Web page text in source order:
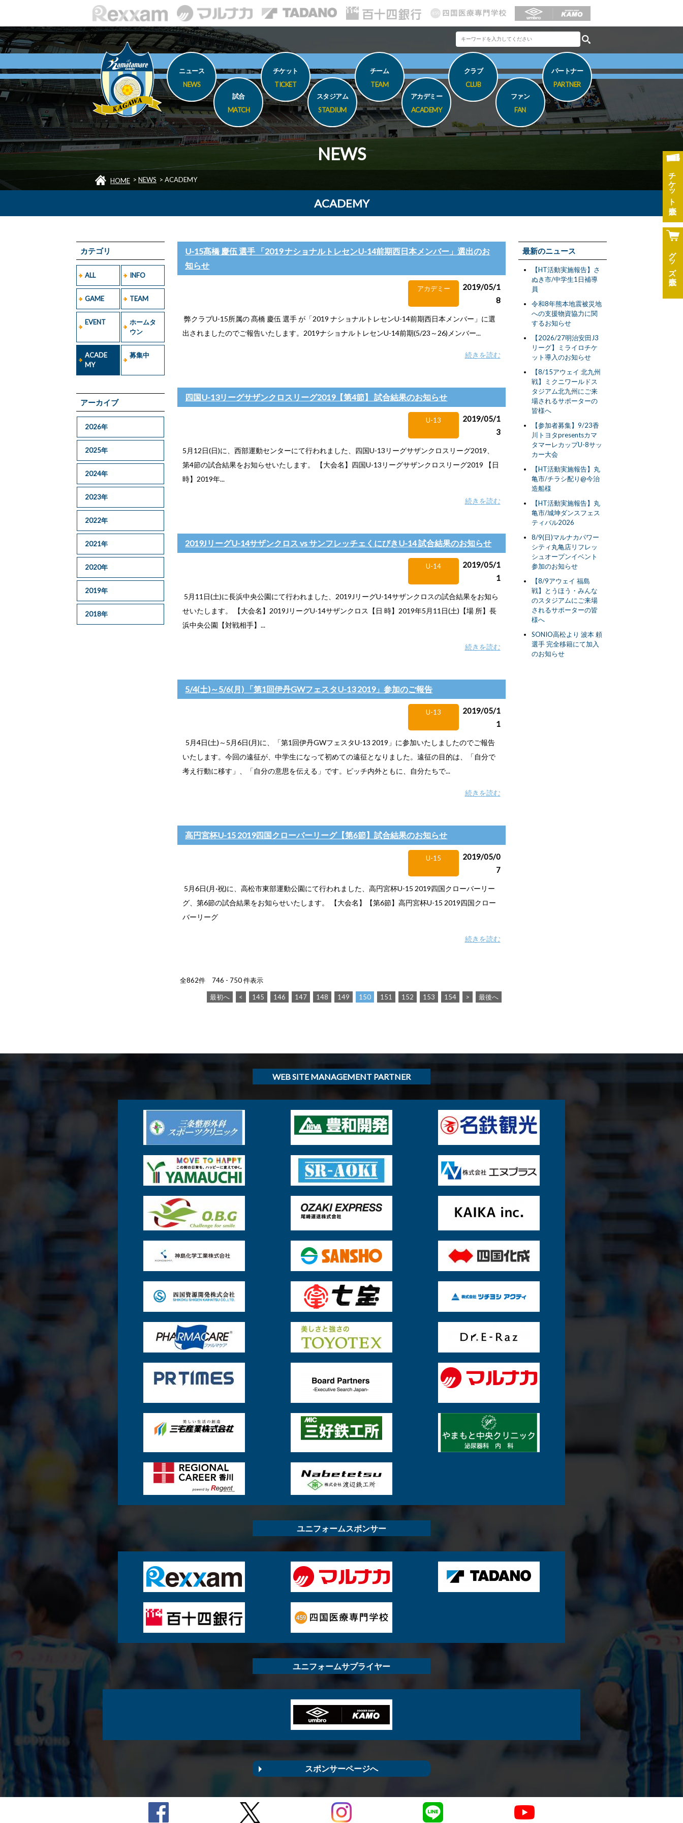
チケット
グッズ
ニュース
NEWS
試合
MATCH
チケット
TICKET
スタジアム
STADIUM
チーム
TEAM
アカデミー
ACADEMY
クラブ
CLUB
ファン
FAN
パートナー
PARTNER
NEWS
HOME > NEWS > ACADEMY
ACADEMY
カテゴリ
ALL INFO
GAME TEAM
EVENT
ホームタ
ウン
ACADE
MY
募集中
アーカイブ
2026年
2025年
2024年
2023年
2022年
2021年
2020年
2019年
2018年
U-15髙橋 慶伍 選手 「2019 ナショナルトレセンU-14前期西日本メンバー」選出のお
知らせ
アカデミー
2019/05/1
8
弊クラブU-15所属の 髙橋 慶伍 選手 が「2019 ナショナルトレセンU-14前期西日本メンバー」に選
出されましたのでご報告いたします。2019ナショナルトレセンU-14前期(5/23～26)メンバー...
続きを読む
四国U-13リーグサザンクロスリーグ2019【第4節】 試合結果のお知らせ
U-13
2019/05/1
3
5月12日(日)に、西部運動センターにて行われました、四国U-13リーグサザンクロスリーグ2019、
第4節の試合結果をお知らせいたします。 【大会名】四国U-13リーグサザンクロスリーグ2019 【日
時】2019年...
続きを読む
2019JリーグU-14サザンクロス vs サンフレッチェくにびきU-14 試合結果のお知らせ
U-14
2019/05/1
1
5月11日(土)に長浜中央公園にて行われました、2019JリーグU-14サザンクロスの試合結果をお知ら
せいたします。 【大会名】2019JリーグU-14サザンクロス【日 時】2019年5月11日(土)【場 所】長
浜中央公園【対戦相手】...
続きを読む
5/4(土)～5/6(月) 「第1回伊丹GWフェスタU-13 2019」参加のご報告
U-13
2019/05/1
1
5月4日(土)～5月6日(月)に、「第1回伊丹GWフェスタU-13 2019」に参加いたしましたのでご報告
いたします。今回の遠征が、中学生になって初めての遠征となりました。遠征の目的は、「自分で
考え行動に移す」、「自分の意思を伝える」です。ピッチ内外ともに、自分たちで...
続きを読む
高円宮杯U-15 2019四国クローバーリーグ【第6節】試合結果のお知らせ
U-15
2019/05/0
7
5月6日(月·祝)に、高松市東部運動公園にて行われました、高円宮杯U-15 2019四国クローバーリー
グ、第6節の試合結果をお知らせいたします。 【大会名】【第6節】高円宮杯U-15 2019四国クロー
バーリーグ
続きを読む
全862件 746 - 750 件表示
最初へ < 145 146 147 148 149 150 151 152 153 154 > 最後へ
最新のニュース
【HT活動実施報告】さ
ぬき市/中学生1日補導
員
令和8年熊本地震被災地
への支援物資協力に関
するお知らせ
【2026/27明治安田J3
リーグ】ミライロチケ
ット導入のお知らせ
【8/15アウェイ 北九州
戦】ミクニワールドス
タジアム北九州にご来
場されるサポーターの
皆様へ
【参加者募集】9/23香
川トヨタpresentsカマ
タマーレカップU-8サッ
カー大会
【HT活動実施報告】丸
亀市/チラシ配り@今治
造船様
【HT活動実施報告】丸
亀市/城坤ダンスフェス
ティバル2026
8/9(日)マルナカパワー
シティ丸亀店リフレッ
シュオープンイベント
参加のお知らせ
【8/9アウェイ 福島
戦】とうほう・みんな
のスタジアムにご来場
されるサポーターの皆
様へ
SONIO高松より 波本 頼
選手 完全移籍にて加入
のお知らせ
WEB SITE MANAGEMENT PARTNER
ユニフォームスポンサー
ユニフォームサプライヤー
スポンサーページへ